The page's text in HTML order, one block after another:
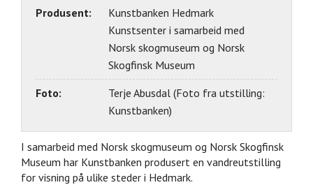
Produsent:
Kunstbanken Hedmark
Kunstsenter i samarbeid med
Norsk skogmuseum og Norsk
Skogfinsk Museum
Foto:
Terje Abusdal (Foto fra utstilling:
Kunstbanken)
I samarbeid med Norsk skogmuseum og Norsk Skogfinsk
Museum har Kunstbanken produsert en vandreutstilling
for visning på ulike steder i Hedmark.